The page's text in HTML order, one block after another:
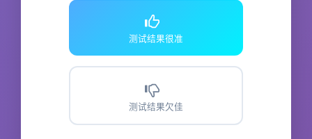
测试结果很准
测试结果欠佳